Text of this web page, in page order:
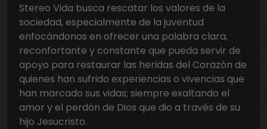
Stereo Vida busca rescatar los valores de la
sociedad, especialmente de la juventud
enfocándonos en ofrecer una palabra clara,
reconfortante y constante que pueda servir de
apoyo para restaurar las heridas del Corazón de
quienes han sufrido experiencias o vivencias que
han marcado sus vidas; siempre exaltando el
amor y el perdón de Dios que dio a través de su
hijo Jesucristo.